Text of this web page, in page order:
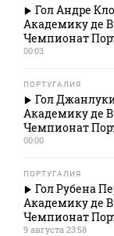
Гол Андре
Академику де
Чемпионат
00:03
ПОРТУГАЛИЯ
Гол
Академику де
Чемпионат
00:00
ПОРТУГАЛИЯ
Гол Рубена
Академику де
Чемпионат
9 августа 23:58